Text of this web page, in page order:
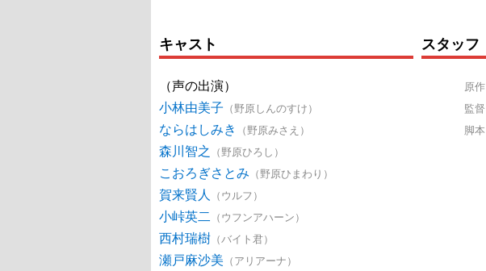
キャスト
（声の出演）
小林由美子 （野原しんのすけ）
ならはしみき （野原みさえ）
森川智之 （野原ひろし）
こおろぎさとみ （野原ひまわり）
賀来賢人 （ウルフ）
小峠英二 （ウフンアハーン）
西村瑞樹 （バイト君）
瀬戸麻沙美 （アリアーナ）
スタッフ
原作
監督
脚本